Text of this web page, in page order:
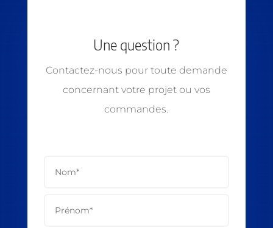
Une question ?
Contactez-nous pour toute demande
concernant votre projet ou vos
commandes.